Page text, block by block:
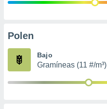
e
publicidad
Polen
Bajo
Gramíneas (11 #/m³)